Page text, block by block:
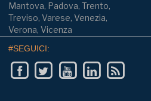
Mantova, Padova, Trento,
Treviso, Varese, Venezia,
Verona, Vicenza
#SEGUICI: